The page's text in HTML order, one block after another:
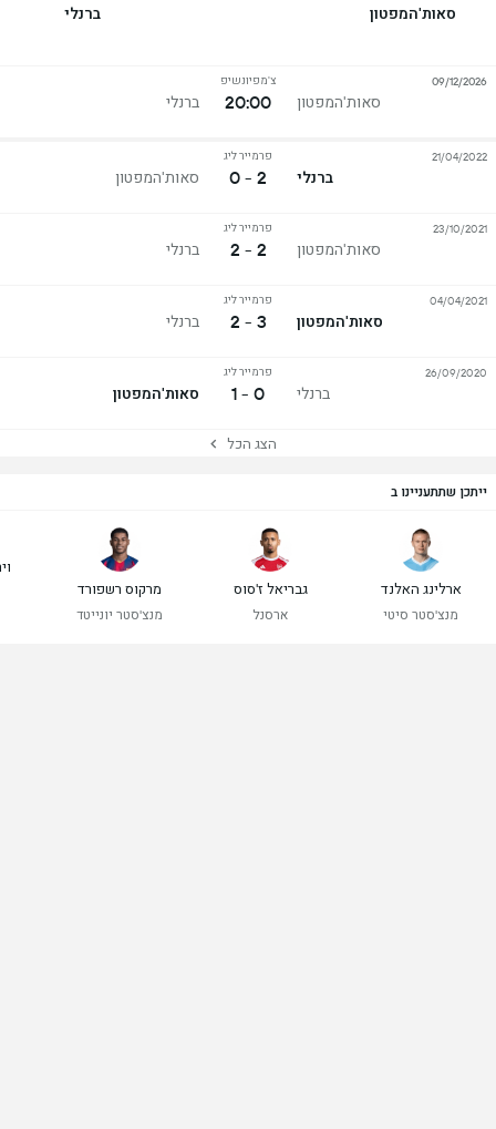
סאות'המפטון ברנלי
סאות'המפטון
צ'מפיונשיפ
20:00 ברנלי
09/12/2026
ברנלי
פרמייר ליג
2 - 0 סאות'המפטון
21/04/2022
סאות'המפטון
פרמייר ליג
2 - 2 ברנלי
23/10/2021
סאות'המפטון
פרמייר ליג
3 - 2 ברנלי
04/04/2021
ברנלי
פרמייר ליג
0 - 1 סאות'המפטון
26/09/2020
הצג הכל
ייתכן שתתעניינו ב
ארלינג האלנד
מנצ'סטר סיטי
גבריאל ז'סוס
ארסנל
מרקוס רשפורד
מנצ'סטר יונייטד